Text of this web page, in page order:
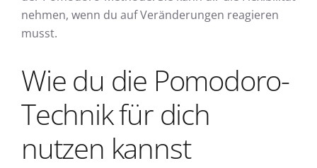
nehmen, wenn du auf Veränderungen reagieren
musst.
Wie du die Pomodoro-
Technik für dich
nutzen kannst